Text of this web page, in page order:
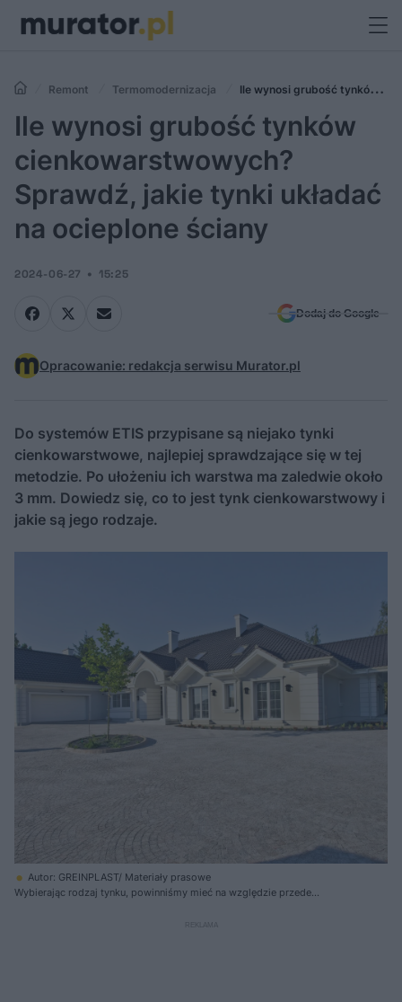
Remont Termomodernizacja
Ile wynosi grubość tynków
cienkowarstwowych? Sprawdź, jakie tynki układać na ocieplone ściany
Ile wynosi grubość tynków
cienkowarstwowych?
Sprawdź, jakie tynki układać
na ocieplone ściany
2024-06-27 15:25
Dodaj do Google
Opracowanie: redakcja serwisu Murator.pl
Do systemów ETIS przypisane są niejako tynki
cienkowarstwowe, najlepiej sprawdzające się w tej
metodzie. Po ułożeniu ich warstwa ma zaledwie około
3 mm. Dowiedz się, co to jest tynk cienkowarstwowy i
jakie są jego rodzaje.
Autor: GREINPLAST/ Materiały prasowe
Wybierając rodzaj tynku, powinniśmy mieć na względzie przede
dobrze radzą sobie z zanieczyszczonym powietrzem lub wilgocią